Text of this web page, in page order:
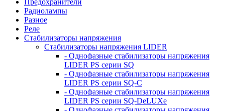
Предохранители
Радиолампы
Разное
Реле
Стабилизаторы напряжения
Стабилизаторы напряжения LIDER
- Однофазные стабилизаторы напряжения
LIDER PS серии SQ
- Однофазные стабилизаторы напряжения
LIDER PS серии SQ-C
- Однофазные стабилизаторы напряжения
LIDER PS серии SQ-DeLUXe